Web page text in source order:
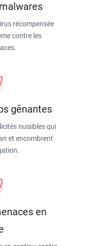
récompensée
contre les
gênantes
nuisibles qui
et encombrent
en